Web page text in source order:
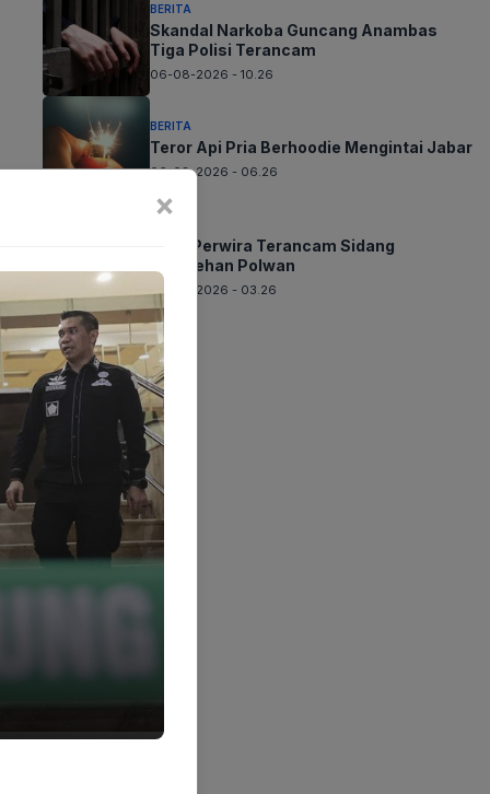
BERITA
Skandal Narkoba Guncang Anambas
Tiga Polisi Terancam
06-08-2026 - 10.26
BERITA
Teror Api Pria Berhoodie Mengintai Jabar
06-08-2026 - 06.26
Karir Perwira Terancam Sidang
Pelecehan Polwan
06-08-2026 - 03.26
×